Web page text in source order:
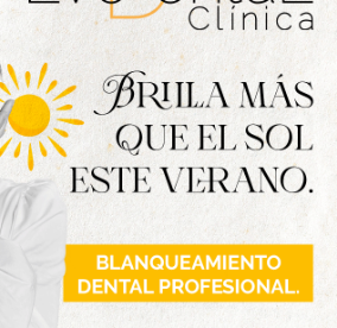
trigésimo séptima edición de
al día. Haz clic sobre la
online.